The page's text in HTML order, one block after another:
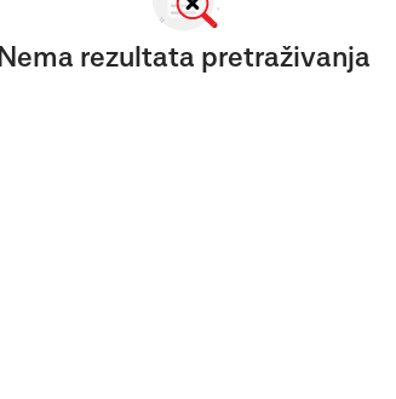
Nema rezultata pretraživanja